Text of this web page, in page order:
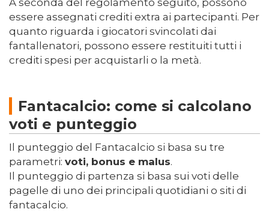
essere assegnati crediti extra ai partecipanti. Per
quanto riguarda i giocatori svincolati dai
fantallenatori, possono essere restituiti tutti i
crediti spesi per acquistarli o la metà.
Fantacalcio: come si calcolano
voti e punteggio
Il punteggio del Fantacalcio si basa su tre
parametri: voti, bonus e malus.
Il punteggio di partenza si basa sui voti delle
pagelle di uno dei principali quotidiani o siti di
fantacalcio.